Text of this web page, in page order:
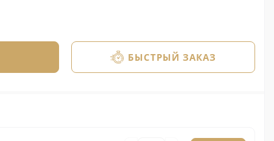
БЫСТРЫЙ ЗАКАЗ